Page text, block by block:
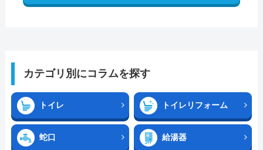
カテゴリ別にコラムを探す
トイレ トイレリフォーム
蛇口 給湯器